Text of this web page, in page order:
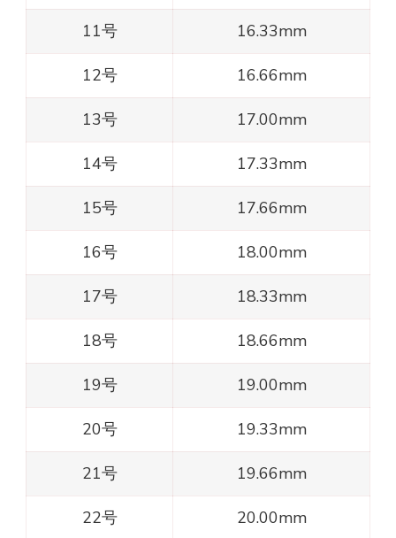
11号 16.33mm
12号 16.66mm
13号 17.00mm
14号 17.33mm
15号 17.66mm
16号 18.00mm
17号 18.33mm
18号 18.66mm
19号 19.00mm
20号 19.33mm
21号 19.66mm
22号 20.00mm